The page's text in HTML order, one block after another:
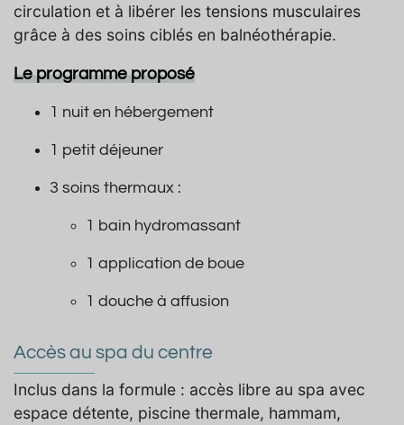
circulation et à libérer les tensions musculaires
grâce à des soins ciblés en balnéothérapie.
Le programme proposé
1 nuit en hébergement
1 petit déjeuner
3 soins thermaux :
1 bain hydromassant
1 application de boue
1 douche à affusion
Accès au spa du centre
Inclus dans la formule : accès libre au spa avec
espace détente, piscine thermale, hammam,